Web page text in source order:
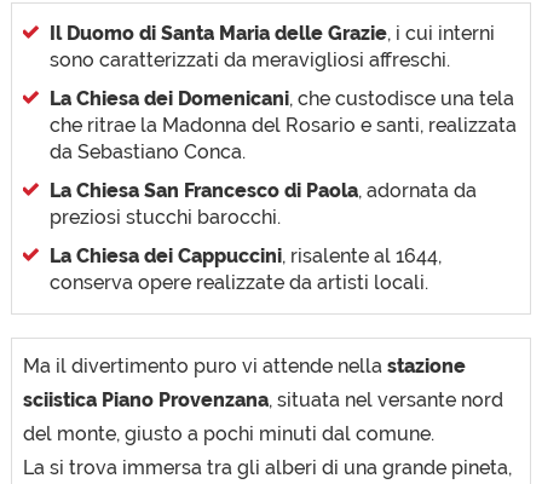
Il Duomo di Santa Maria delle Grazie, i cui interni
sono caratterizzati da meravigliosi affreschi.
La Chiesa dei Domenicani, che custodisce una tela
che ritrae la Madonna del Rosario e santi, realizzata
da Sebastiano Conca.
La Chiesa San Francesco di Paola, adornata da
preziosi stucchi barocchi.
La Chiesa dei Cappuccini, risalente al 1644,
conserva opere realizzate da artisti locali.
Ma il divertimento puro vi attende nella stazione
sciistica Piano Provenzana, situata nel versante nord
del monte, giusto a pochi minuti dal comune.
La si trova immersa tra gli alberi di una grande pineta,